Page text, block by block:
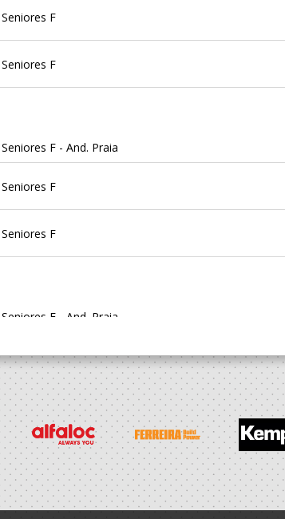
Seniores F
Seniores F
Seniores F - And. Praia
Seniores F
Seniores F
Seniores F - And. Praia
Seniores F
Seniores F
Seniores F - And. Praia